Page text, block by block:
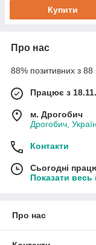
Купити
Про нас
88% позитивних з 88
Працює з
м. Дрогобич
Дрогобич,
Контакти
Сьогодні
Показати весь
Про нас